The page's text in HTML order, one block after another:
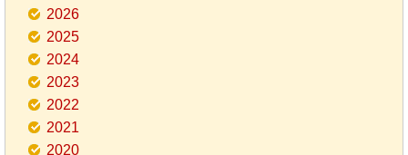
2026
2025
2024
2023
2022
2021
2020